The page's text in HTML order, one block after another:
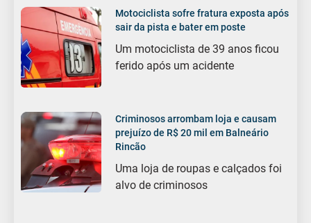
Motociclista sofre fratura exposta após
sair da pista e bater em poste
Um motociclista de 39 anos ficou
ferido após um acidente
Criminosos arrombam loja e causam
prejuízo de R$ 20 mil em Balneário
Rincão
Uma loja de roupas e calçados foi
alvo de criminosos